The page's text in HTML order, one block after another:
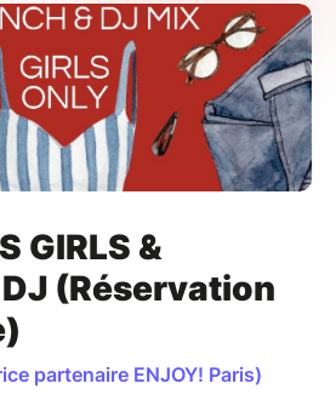
GIRLS &
DJ (Réservation
partenaire ENJOY! Paris)